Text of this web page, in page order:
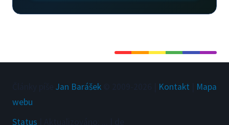
Jan Barášek Kontakt
Mapa
webu
Status